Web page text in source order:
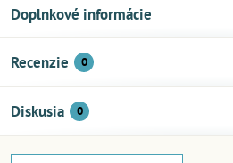
Doplnkové informácie
Recenzie 0
Diskusia 0